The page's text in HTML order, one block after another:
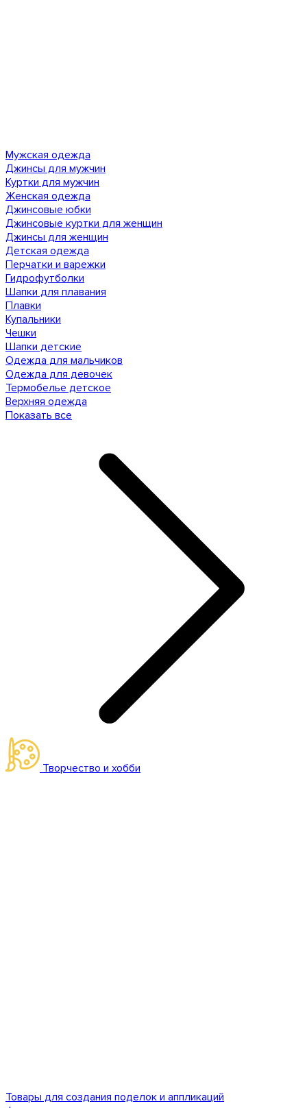
Мужская одежда
Джинсы для мужчин
Куртки для мужчин
Женская одежда
Джинсовые юбки
Джинсовые куртки для женщин
Джинсы для женщин
Детская одежда
Перчатки и варежки
Гидрофутболки
Шапки для плавания
Плавки
Купальники
Чешки
Шапки детские
Одежда для мальчиков
Одежда для девочек
Термобелье детское
Верхняя одежда
Показать все
Творчество и хобби
Товары для создания поделок и аппликаций